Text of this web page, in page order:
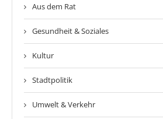
Aus dem Rat
Gesundheit & Soziales
Kultur
Stadtpolitik
Umwelt & Verkehr